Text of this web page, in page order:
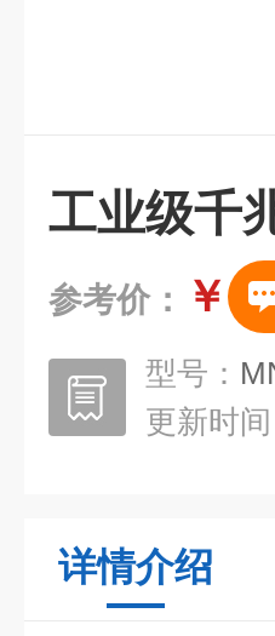
工业级千
参考价： ￥
型号：
更新时间
详情介绍